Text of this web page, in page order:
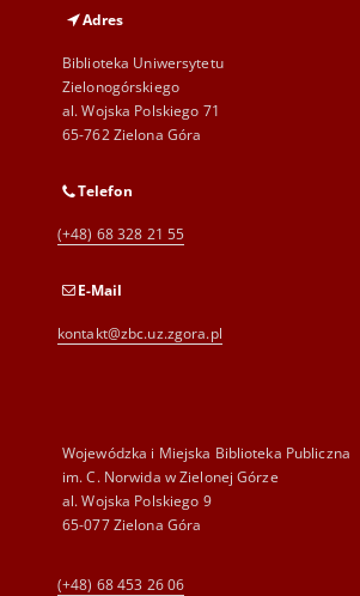
Adres
Biblioteka Uniwersytetu
Zielonogórskiego
al. Wojska Polskiego 71
65-762 Zielona Góra
Telefon
(+48) 68 328 21 55
E-Mail
kontakt@zbc.uz.zgora.pl
Wojewódzka i Miejska Biblioteka Publiczna
im. C. Norwida w Zielonej Górze
al. Wojska Polskiego 9
65-077 Zielona Góra
(+48) 68 453 26 06